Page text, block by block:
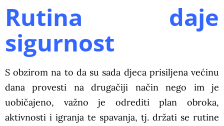
Rutina daje
sigurnost
S obzirom na to da su sada djeca prisiljena većinu
dana provesti na drugačiji način nego im je
uobičajeno, važno je odrediti plan obroka,
aktivnosti i igranja te spavanja, tj. držati se rutine